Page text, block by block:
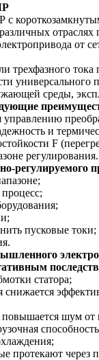
от
трехфазного
среды,
и
F
регулирования.
регулируемого
пусковые токи;
статора;
шум от
протекают